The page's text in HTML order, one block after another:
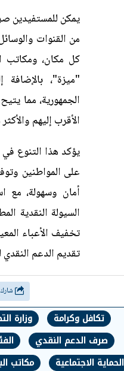
يمكن للمستفيدين
من القنوات
كل مكان، ومكاتب
"ميزة"،
الجمهورية، مما
الأقرب إليهم
يؤكد هذا التنوع
على المواطنين
أمان وسهولة، مع
السيولة النقدية
تخفيف الأعباء
تقديم الدعم
تكافل وكرامة وزارة
صرف الدعم النقدي
الحماية الاجتماعية
مكاتب